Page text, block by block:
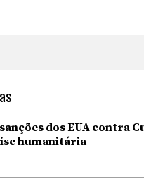
dos EUA contra
humanitária